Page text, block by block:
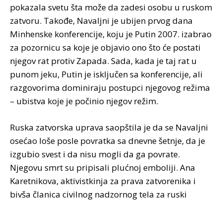
pokazala svetu šta može da zadesi osobu u ruskom
zatvoru. Takođe, Navaljni je ubijen prvog dana
Minhenske konferencije, koju je Putin 2007. izabrao
za pozornicu sa koje je objavio ono što će postati
njegov rat protiv Zapada. Sada, kada je taj rat u
punom jeku, Putin je isključen sa konferencije, ali
razgovorima dominiraju postupci njegovog režima
– ubistva koje je počinio njegov režim.
Ruska zatvorska uprava saopštila je da se Navaljni
osećao loše posle povratka sa dnevne šetnje, da je
izgubio svest i da nisu mogli da ga povrate.
Njegovu smrt su pripisali plućnoj emboliji. Ana
Karetnikova, aktivistkinja za prava zatvorenika i
bivša članica civilnog nadzornog tela za ruski